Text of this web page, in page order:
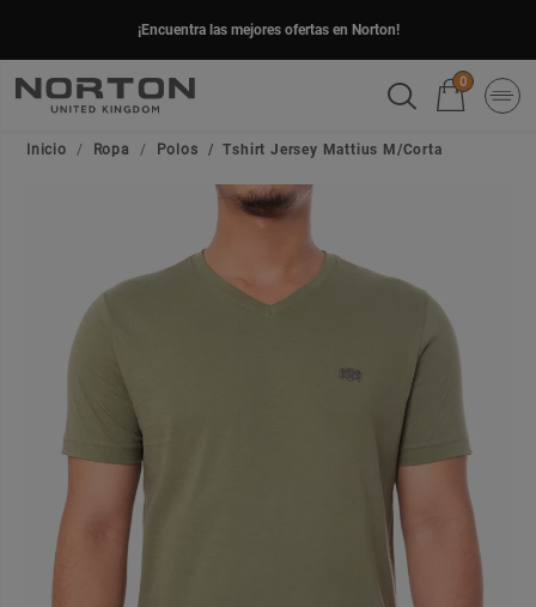
¡Encuentra las mejores ofertas en Norton!
0
Inicio Ropa Polos Tshirt Jersey Mattius M/Corta